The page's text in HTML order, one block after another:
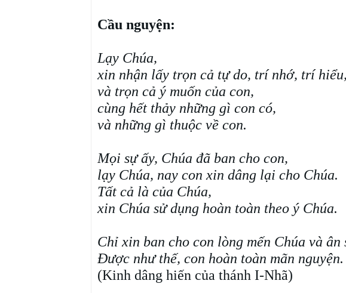
Cầu nguyện:
Lạy Chúa,
xin nhận lấy trọn cả tự do, trí nhớ, trí hiểu,
và trọn cả ý muốn của con,
cùng hết thảy những gì con có,
và những gì thuộc về con.
Mọi sự ấy, Chúa đã ban cho con,
lạy Chúa, nay con xin dâng lại cho Chúa.
Tất cả là của Chúa,
xin Chúa sử dụng hoàn toàn theo ý Chúa.
Chỉ xin ban cho con lòng mến Chúa và ân
Được như thế, con hoàn toàn mãn nguyện.
(Kinh dâng hiến của thánh I-Nhã)